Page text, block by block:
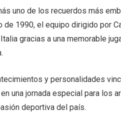
uno de los recuerdos más
de 1990, el equipo dirigido por
gracias a una memorable
y personalidades
una jornada especial para los
deportiva del país.